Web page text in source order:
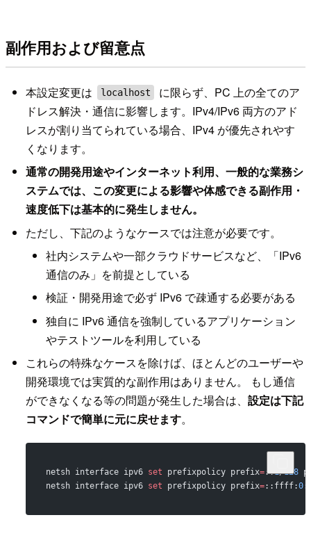
副作用および留意点
本設定変更は localhost
に限らず、PC 上の全てのア
ドレス解決・通信に影響します。IPv4/IPv6 両方のアド
レスが割り当てられている場合、IPv4 が優先されやす
くなります。
通常の開発用途やインターネット利用、一般的な業務シ
ステムでは、この変更による影響や体感できる副作用・
速度低下は基本的に発生しません。
ただし、下記のようなケースでは注意が必要です。
社内システムや一部クラウドサービスなど、「IPv6
通信のみ」を前提としている
検証・開発用途で必ず IPv6 で疎通する必要がある
独自に IPv6 通信を強制しているアプリケーション
やテストツールを利用している
これらの特殊なケースを除けば、ほとんどのユーザーや
開発環境では実質的な副作用はありません。 もし通信
ができなくなる等の問題が発生した場合は、 設定は下記
コマンドで簡単に元に戻せます。
netsh interface ipv6 set prefixpolicy prefix=::1/128
netsh interface ipv6 set prefixpolicy prefix=::ffff:0: